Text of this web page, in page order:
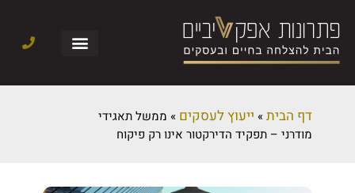
דף הבית» ייעוץ לעסקים » ממשל תאגידי
מודרני – תפקיד הדירקטור אינו רק פיקוח